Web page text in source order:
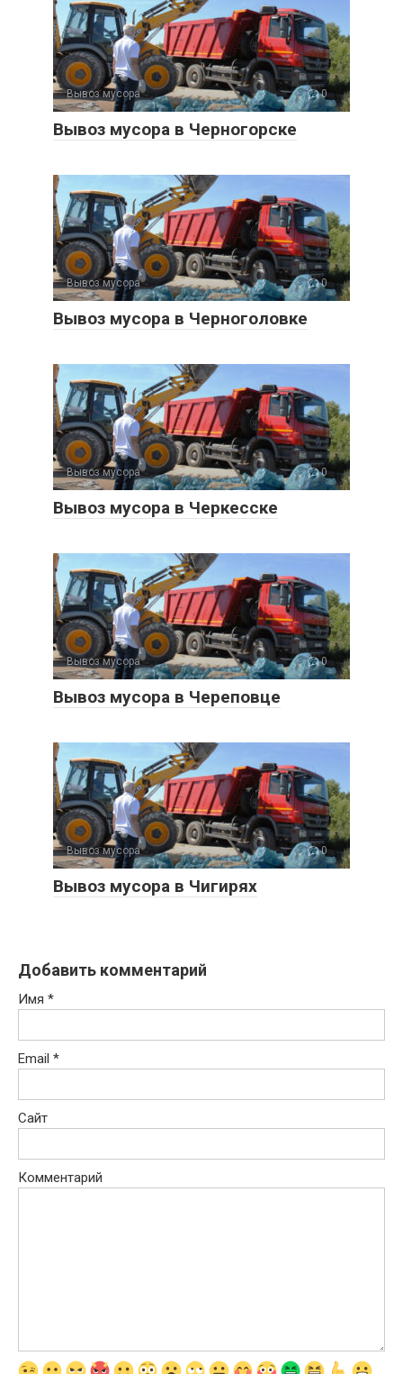
Вывоз мусора 0
Вывоз мусора в Черногорске
Вывоз мусора 0
Вывоз мусора в Черноголовке
Вывоз мусора 0
Вывоз мусора в Черкесске
Вывоз мусора 0
Вывоз мусора в Череповце
Вывоз мусора 0
Вывоз мусора в Чигирях
Добавить комментарий
Имя *
Email *
Сайт
Комментарий